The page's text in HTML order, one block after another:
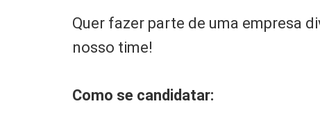
Quer fazer parte de uma empresa
nosso time!
Como se candidatar: